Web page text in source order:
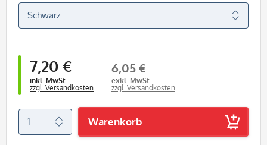
7,20 €
inkl. MwSt.
zzgl. Versandkosten
6,05 €
exkl. MwSt.
zzgl. Versandkosten
Warenkorb